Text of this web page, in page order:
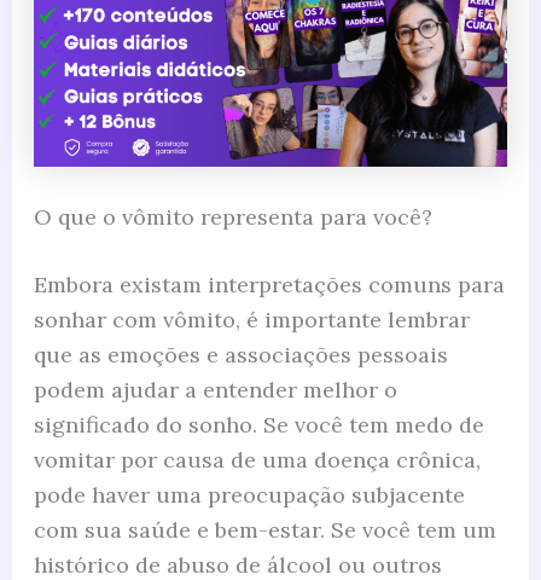
O que o vômito representa para você?
Embora existam interpretações comuns para
sonhar com vômito, é importante lembrar
que as emoções e associações pessoais
podem ajudar a entender melhor o
significado do sonho. Se você tem medo de
vomitar por causa de uma doença crônica,
pode haver uma preocupação subjacente
com sua saúde e bem-estar. Se você tem um
histórico de abuso de álcool ou outros